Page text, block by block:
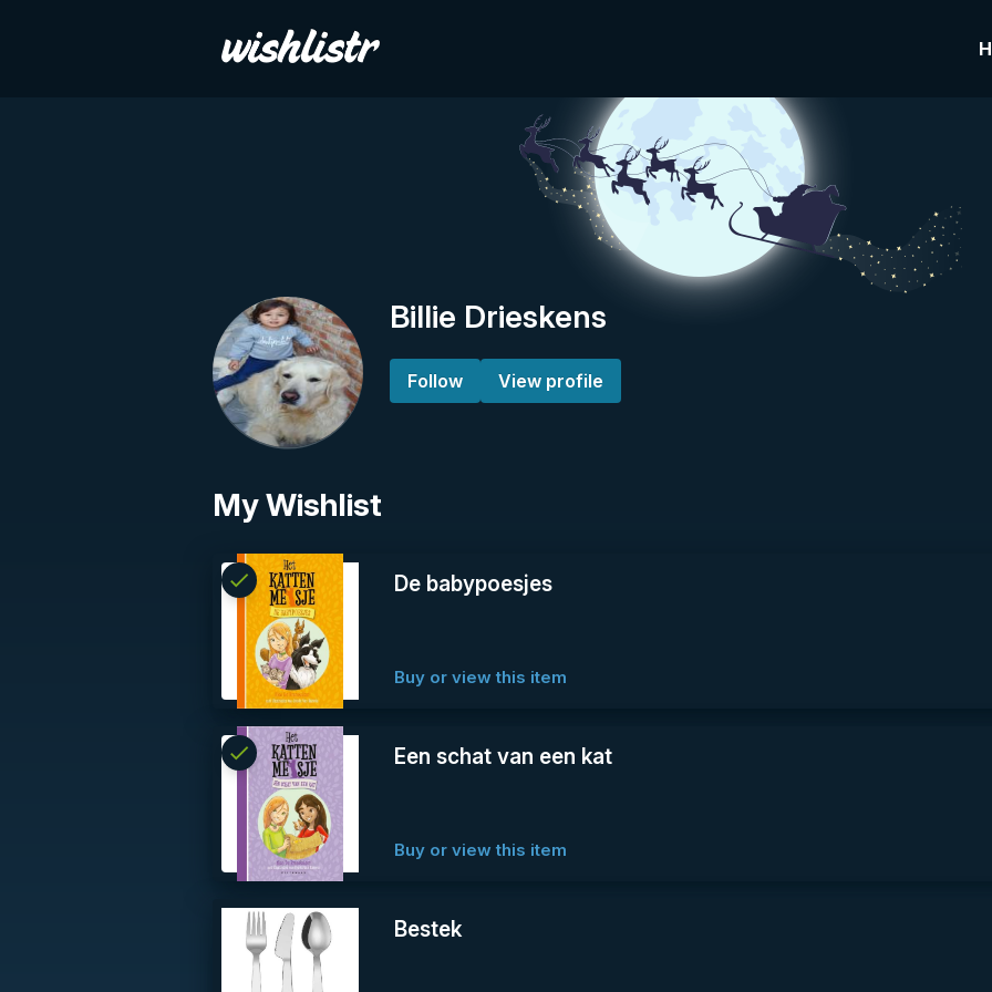
Billie Drieskens
Follow View profile
My Wishlist
De babypoesjes
Buy or view this item
check
Reserved
Een schat van een kat
Buy or view this item
check
Reserved
Bestek